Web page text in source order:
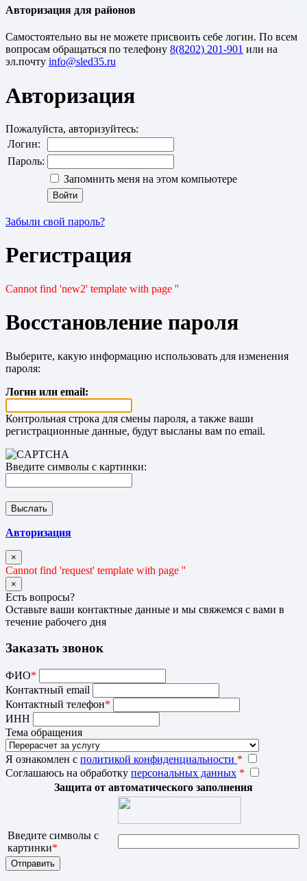
Авторизация для районов
Cамостоятельно вы не можете присвоить себе логин. По всем
вопросам обращаться по телефону 8(8202) 201-901 или на
эл.почту
Авторизация
Пожалуйста, авторизуйтесь:
Логин:
Пароль:
Запомнить меня на этом компьютере
Забыли свой пароль?
Регистрация
Cannot find 'new2' template with page ''
Восстановление пароля
Выберите, какую информацию использовать для изменения
пароля:
Логин или email:
Контрольная строка для смены пароля, а также ваши
регистрационные данные, будут высланы вам по email.
Введите символы с картинки:
Авторизация
×
Cannot find 'request' template with page ''
×
Есть вопросы?
Оставьте ваши контактные данные и мы свяжемся с вами в
течение рабочего дня
Заказать звонок
ФИО*
Контактный email
Контактный телефон*
ИНН
Тема обращения
Я ознакомлен с политикой конфиденциальности *
Соглашаюсь на обработку персональных данных *
Защита от автоматического заполнения
Введите символы с
картинки*